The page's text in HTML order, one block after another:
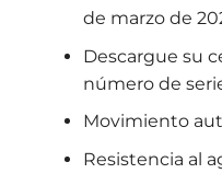
de marzo de
Descargue su
número de
Movimiento
Resistencia al